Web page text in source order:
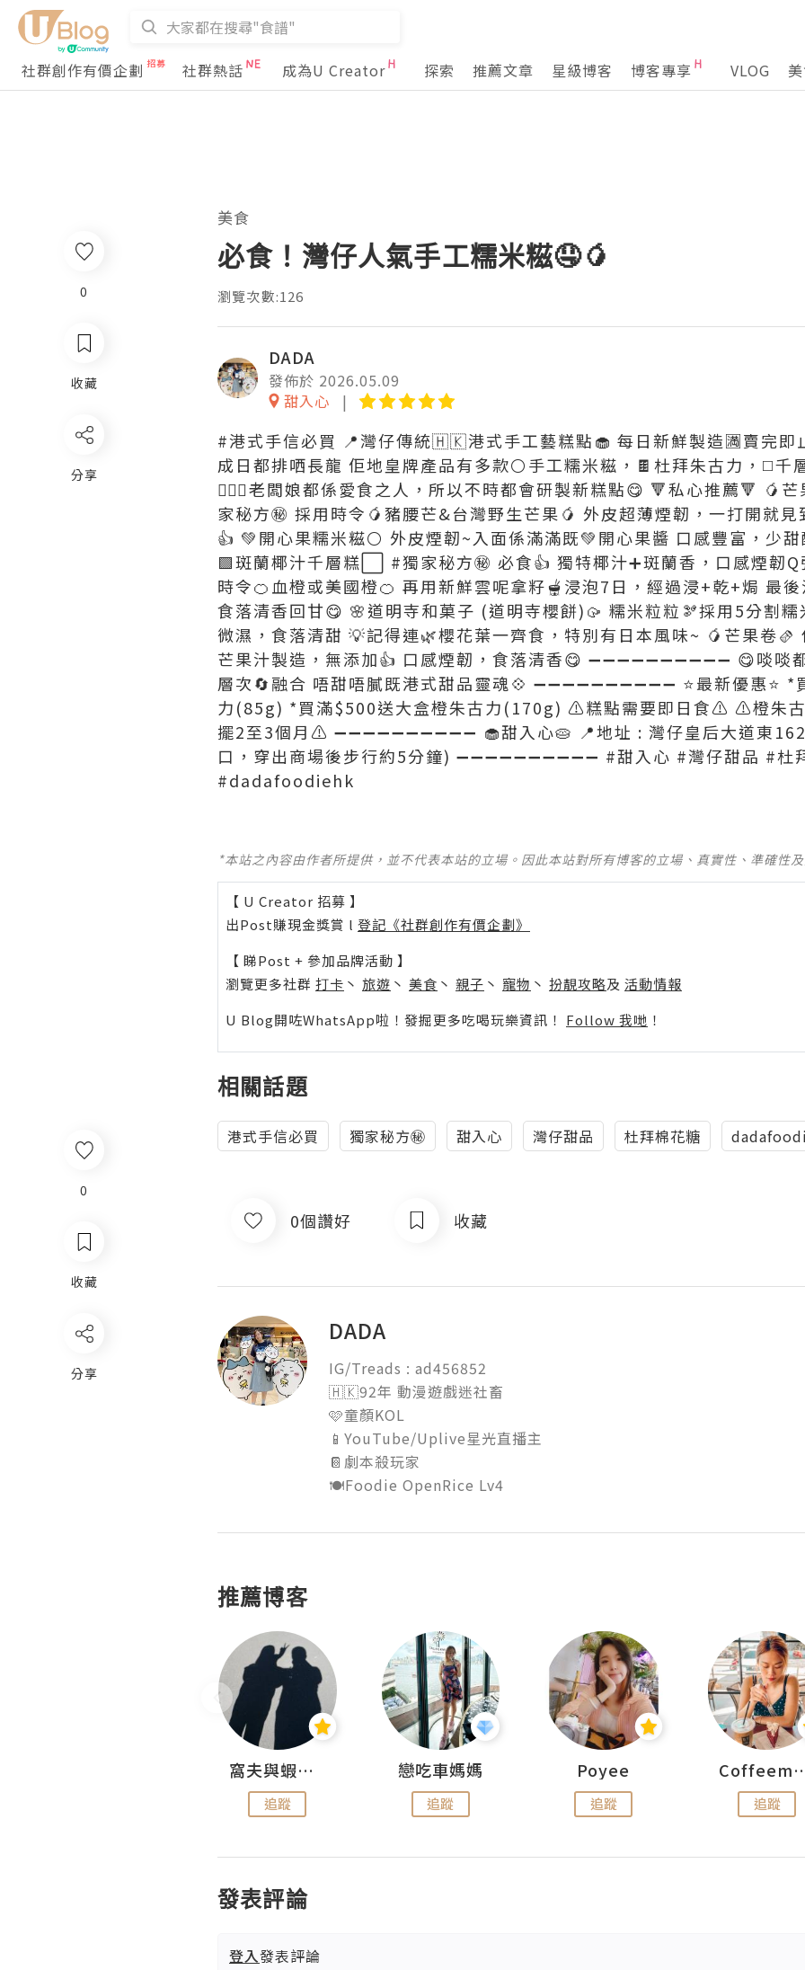
社群創作有價企劃 社群熱話 成為U Creator 探索 推薦文章 星級博客 博客專享 VLOG
0
收藏
分享
美食
必食！灣仔人氣手工糯米糍🤤🥭
瀏覽次數:126
DADA
發佈於 2026.05.09
甜入心
#港式手信必買 📍灣仔傳統🇭🇰港式手工藝糕點🧁 每日新鮮製造🈵賣完即
成日都排哂長龍 佢地皇牌產品有多款⚪手工糯米糍，🍫杜拜朱古力，◻️千
💁🏻‍♀️老闆娘都係愛食之人，所以不時都會研製新糕點😋 🔻私心推薦🔻 🥭
家秘方㊙️ 採用時令🥭豬腰芒&台灣野生芒果🥭 外皮超薄煙韌，一打開就
👍 💚開心果糯米糍⚪ 外皮煙韌~入面係滿滿既💚開心果醬 口感豐富，少
🟩斑蘭椰汁千層糕⬜️ #獨家秘方㊙️ 必食👍 獨特椰汁➕斑蘭香，口感煙韌
時令🍊血橙或美國橙🍊 再用新鮮雲呢拿籽🫕浸泡7日，經過浸+乾+焗 最
食落清香回甘😋 🌸道明寺和菓子 (道明寺櫻餅)🥠 糯米粒粒🫘採用5分割糯
微濕，食落清甜 💡記得連🌿櫻花葉一齊食，特別有日本風味~ 🥭芒果卷
芒果汁製造，無添加👍 口感煙韌，食落清香😋 ➖➖➖➖➖➖➖➖➖➖ 😋啖
層次🔄融合 唔甜唔膩既港式甜品靈魂💠 ➖➖➖➖➖➖➖➖➖➖ ⭐最新優惠
力(85g) *買滿$500送大盒橙朱古力(170g) ⚠️糕點需要即日食⚠️ ⚠️橙朱古
擺2至3個月⚠️ ➖➖➖➖➖➖➖➖➖➖ 🧁甜入心🥧 📍地址 : 灣仔皇后大道東
口，穿出商場後步行約5分鐘) ➖➖➖➖➖➖➖➖➖➖ #甜入心 #灣仔甜品 #杜
#dadafoodiehk
*本站之內容由作者所提供，並不代表本站的立場。因此本站對所有博客的立場、真實性、準確性
【 U Creator 招募 】
出Post賺現金獎賞 l 登記《社群創作有價企劃》
【 睇Post + 參加品牌活動 】
瀏覽更多社群 打卡 丶 旅遊 丶 美食 丶 親子 丶 寵物 丶 扮靚攻略及 活動情報
U Blog開咗WhatsApp啦！發掘更多吃喝玩樂資訊！ Follow 我哋 ！
相關話題
港式手信必買 獨家秘方㊙️ 甜入心 灣仔甜品 杜拜棉花糖
0個讚好 收藏
DADA
IG/Treads : ad456852
🇭🇰92年 動漫遊戲迷社畜
🩷童顏KOL
📱YouTube/Uplive星光直播主
📔劇本殺玩家
🍽️Foodie OpenRice Lv4
推薦博客
窩夫與蝦子餅
追蹤
戀吃車媽媽
追蹤
Poyee
追蹤 追蹤
發表評論
登入發表評論
0
收藏
分享